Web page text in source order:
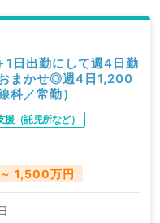
1日出勤にして週4日勤
まかせ◎週4日1,200
科／常勤）
援（託児所など）
1,500万円